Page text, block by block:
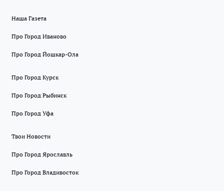
Наша Газета
Про Город Иваново
Про Город Йошкар-Ола
Про Город Курск
Про Город Рыбинск
Про Город Уфа
Твои Новости
Про Город Ярославль
Про Город Владивосток